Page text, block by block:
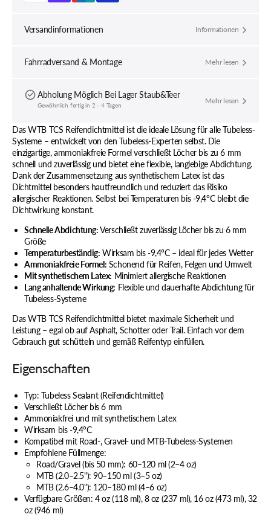
Versandinformationen Informationen
Fahrradversand & Montage Mehr lesen
Abholung Möglich Bei Lager Staub&Teer
Gewöhnlich fertig in 2 - 4 Tagen Mehr lesen
Das WTB TCS Reifendichtmittel ist die ideale Lösung für alle Tubeless-
Systeme – entwickelt von den Tubeless-Experten selbst. Die
einzigartige, ammoniakfreie Formel verschließt Löcher bis zu 6 mm
schnell und zuverlässig und bietet eine flexible, langlebige Abdichtung.
Dank der Zusammensetzung aus synthetischem Latex ist das
Dichtmittel besonders hautfreundlich und reduziert das Risiko
allergischer Reaktionen. Selbst bei Temperaturen bis -9,4°C bleibt die
Dichtwirkung konstant.
Schnelle Abdichtung:Verschließt zuverlässig Löcher bis zu 6 mm
Größe
Temperaturbeständig: Wirksam bis -9,4°C – ideal für jedes Wetter
Ammoniakfreie Formel: Schonend für Reifen, Felgen und Umwelt
Mit synthetischem Latex: Minimiert allergische Reaktionen
Lang anhaltende Wirkung: Flexible und dauerhafte Abdichtung für
Tubeless-Systeme
Das WTB TCS Reifendichtmittel bietet maximale Sicherheit und
Leistung – egal ob auf Asphalt, Schotter oder Trail. Einfach vor dem
Gebrauch gut schütteln und gemäß Reifentyp einfüllen.
Eigenschaften
Typ: Tubeless Sealant (Reifendichtmittel)
Verschließt Löcher bis 6 mm
Ammoniakfrei und mit synthetischem Latex
Wirksam bis -9,4°C
Kompatibel mit Road-, Gravel- und MTB-Tubeless-Systemen
Empfohlene Füllmenge:
Road/Gravel (bis 50 mm): 60–120 ml (2–4 oz)
MTB (2.0–2.5"): 90–150 ml (3–5 oz)
MTB (2.6–4.0"): 120–180 ml (4–6 oz)
Verfügbare Größen: 4 oz (118 ml), 8 oz (237 ml), 16 oz (473 ml), 32
oz (946 ml)